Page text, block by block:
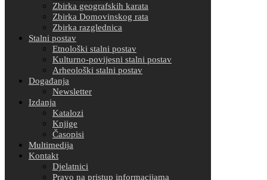
Zbirka geografskih karata
Zbirka Domovinskog rata
Zbirka razglednica
Stalni postav
Etnološki stalni postav
Kulturno-povijesni stalni postav
Arheološki stalni postav
Događanja
Newsletter
Izdanja
Katalozi
Knjige
Časopisi
Multimedija
Kontakt
Djelatnici
Pravo na pristup informacijama